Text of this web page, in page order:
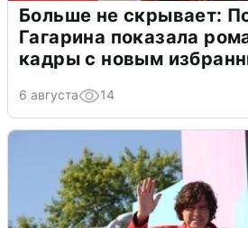
Больше не скрывает:
Гагарина показала
кадры с новым
6 августа 14